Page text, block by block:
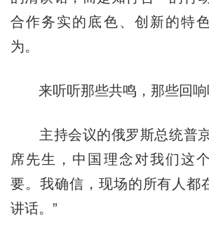
合作务实的底色、创新的特
为。
来听听那些共鸣，那些回响
主持会议的俄罗斯总统普京
席先生，中国理念对我们这
要。我确信，现场的所有人都
讲话。”